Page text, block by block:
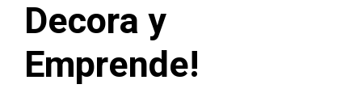
Decora y
Emprende!